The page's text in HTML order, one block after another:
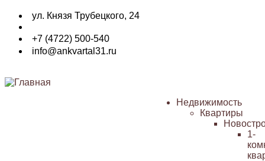
Перейти
основному
содержанию
ул. Князя Трубецкого, 24
+7 (4722) 500-540
info@ankvartal31.ru
Основная
Недвижимость
Квартиры
1-